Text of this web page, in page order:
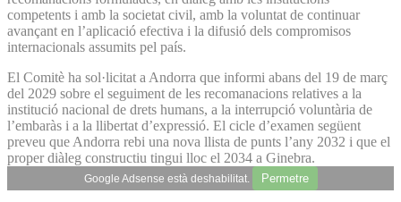
competents i amb la societat civil, amb la voluntat de continuar
avançant en l’aplicació efectiva i la difusió dels compromisos
internacionals assumits pel país.
El Comitè ha sol·licitat a Andorra que informi abans del 19 de març
del 2029 sobre el seguiment de les recomanacions relatives a la
institució nacional de drets humans, a la interrupció voluntària de
l’embaràs i a la llibertat d’expressió. El cicle d’examen següent
preveu que Andorra rebi una nova llista de punts l’any 2032 i que el
proper diàleg constructiu tingui lloc el 2034 a Ginebra.
Google Adsense està deshabilitat. Permetre